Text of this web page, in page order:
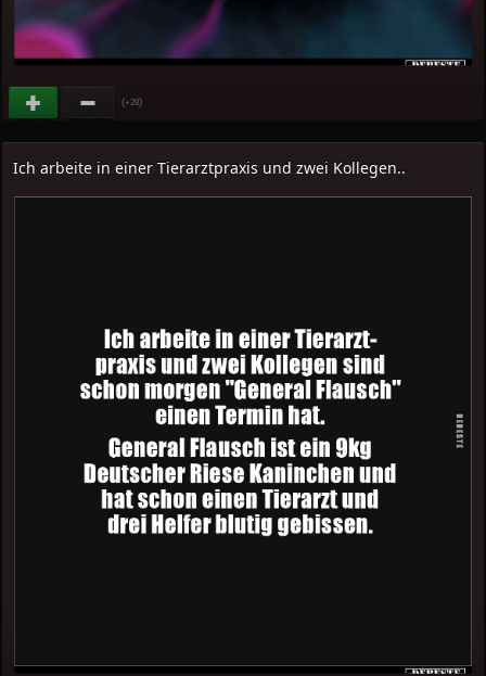
(+28)
Ich arbeite in einer Tierarztpraxis und zwei Kollegen..